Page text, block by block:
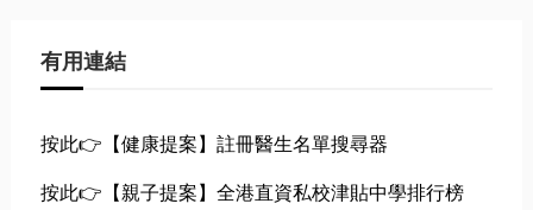
有用連結
按此👉【健康提案】註冊醫生名單搜尋器
按此👉【親子提案】全港直資私校津貼中學排行榜